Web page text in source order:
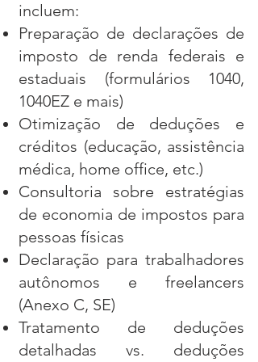
incluem:
Preparação de declarações de
imposto de renda federais e
estaduais (formulários 1040,
1040EZ e mais)
Otimização de deduções e
créditos (educação, assistência
médica, home office, etc.)
Consultoria sobre estratégias
de economia de impostos para
pessoas físicas
Declaração para trabalhadores
autônomos e freelancers
(Anexo C, SE)
Tratamento de deduções
detalhadas vs. deduções